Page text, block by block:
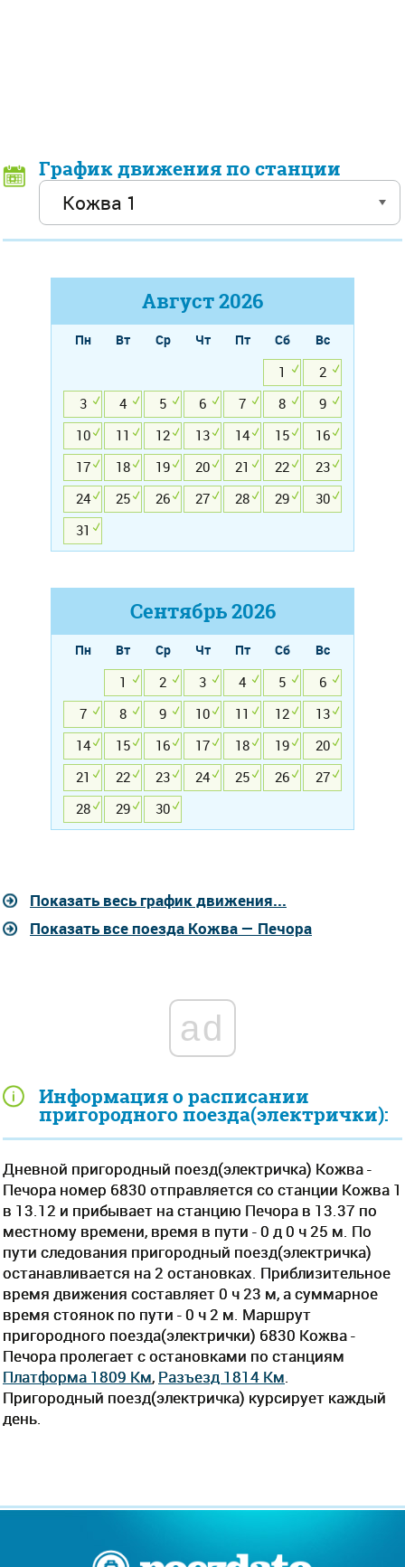
Информация о расписании
пригородного поезда(электрички):
Дневной пригородный поезд(электричка) Кожва -
Печора номер 6830 отправляется со станции Кожва 1
в 13.12 и прибывает на станцию Печора в 13.37 по
местному времени, время в пути - 0 д 0 ч 25 м. По
пути следования пригородный поезд(электричка)
останавливается на 2 остановках. Приблизительное
время движения составляет 0 ч 23 м, а суммарное
время стоянок по пути - 0 ч 2 м. Маршрут
пригородного поезда(электрички) 6830 Кожва -
Печора пролегает c остановками по станциям
Платформа 1809 Км, Разъезд 1814 Км
Пригородный поезд(электричка) курсирует каждый
день.
График движения по станции
Август2026
Пн Вт Ср Чт Пт Сб
Вс
1
2
3
4 5 6 7 8
9
10
11 12 13 14 15
16
17
18 19 20 21 22
23
24
25 26 27 28 29
30
31
Сентябрь2026
Пн Вт Ср Чт Пт Сб
Вс
1
2 3 4 5
6
7
8 9 10 11 12
13
14
15 16 17 18 19
20
21
22 23 24 25 26
27
28
29 30
Показать весь график движения...
Показать все поезда Кожва — Печора
ad